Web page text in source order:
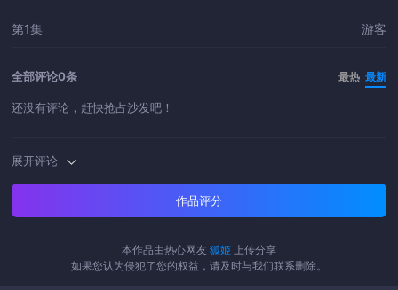
第1集 游客
全部评论0条 最热 最新
还没有评论，赶快抢占沙发吧！
展开评论
作品评分
本作品由热心网友 狐姬 上传分享
如果您认为侵犯了您的权益，请及时与我们联系删除。